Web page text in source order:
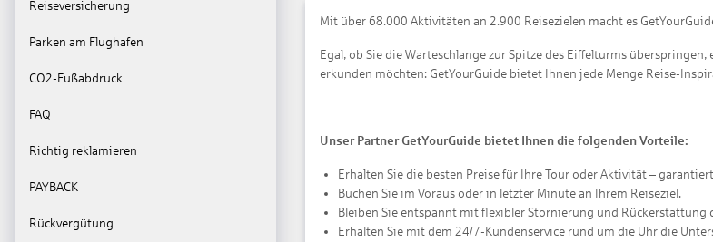
Reiseversicherung
Parken am Flughafen
CO2-Fußabdruck
FAQ
Richtig reklamieren
PAYBACK
Rückvergütung
Mit über 68.000 Aktivitäten an 2.900 Reisezielen macht es
Egal, ob Sie die Warteschlange zur Spitze des Eiffelturms
erkunden möchten: GetYourGuide bietet Ihnen jede Menge Reise-
Unser Partner GetYourGuide bietet Ihnen die folgenden Vorteile:
Erhalten Sie die besten Preise für Ihre Tour oder Aktivität –
Buchen Sie im Voraus oder in letzter Minute an Ihrem Reiseziel.
Bleiben Sie entspannt mit flexibler Stornierung und Rückerstattung
Erhalten Sie mit dem 24/7-Kundenservice rund um die Uhr die